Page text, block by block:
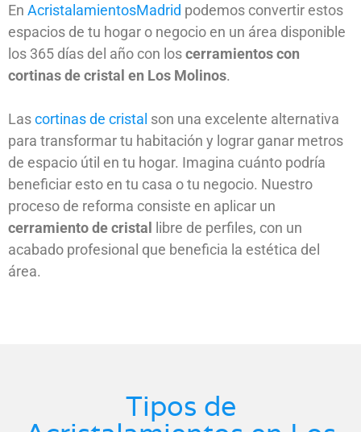
En AcristalamientosMadrid podemos convertir estos
espacios de tu hogar o negocio en un área disponible
los 365 días del año con loscerramientos con
cortinas de cristal en Los Molinos.
Lascortinas de cristal son una excelente alternativa
para transformar tu habitación y lograr ganar metros
de espacio útil en tu hogar. Imagina cuánto podría
beneficiar esto en tu casa o tu negocio. Nuestro
proceso de reforma consiste en aplicar un
cerramiento de cristal libre de perfiles, con un
acabado profesional que beneficia la estética del
área.
Tipos de